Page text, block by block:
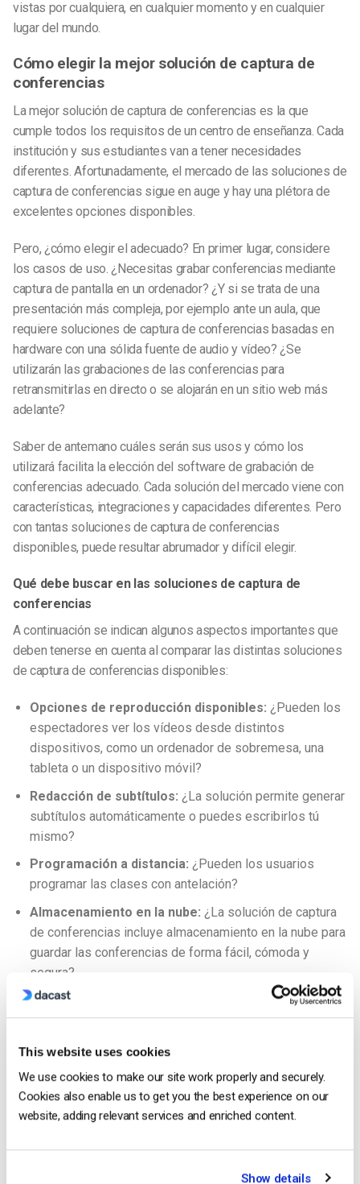
This website uses cookies
We use cookies to make our site work properly and securely.
Cookies also enable us to get you the best experience on our
website, adding relevant services and enriched content.
Show details
vistas por cualquiera, en cualquier momento y en cualquier
lugar del mundo.
Cómo elegir la mejor solución de captura de
conferencias
La mejor solución de captura de conferencias es la que
cumple todos los requisitos de un centro de enseñanza. Cada
institución y sus estudiantes van a tener necesidades
diferentes. Afortunadamente, el mercado de las soluciones de
captura de conferencias sigue en auge y hay una plétora de
excelentes opciones disponibles.
Pero, ¿cómo elegir el adecuado? En primer lugar, considere
los casos de uso. ¿Necesitas grabar conferencias mediante
captura de pantalla en un ordenador? ¿Y si se trata de una
presentación más compleja, por ejemplo ante un aula, que
requiere soluciones de captura de conferencias basadas en
hardware con una sólida fuente de audio y vídeo? ¿Se
utilizarán las grabaciones de las conferencias para
retransmitirlas en directo o se alojarán en un sitio web más
adelante?
Saber de antemano cuáles serán sus usos y cómo los
utilizará facilita la elección del software de grabación de
conferencias adecuado. Cada solución del mercado viene con
características, integraciones y capacidades diferentes. Pero
con tantas soluciones de captura de conferencias
disponibles, puede resultar abrumador y difícil elegir.
Qué debe buscar en las soluciones de captura de
conferencias
A continuación se indican algunos aspectos importantes que
deben tenerse en cuenta al comparar las distintas soluciones
de captura de conferencias disponibles:
Opciones de reproducción disponibles: ¿Pueden los
espectadores ver los vídeos desde distintos
dispositivos, como un ordenador de sobremesa, una
tableta o un dispositivo móvil?
Redacción de subtítulos: ¿La solución permite generar
subtítulos automáticamente o puedes escribirlos tú
mismo?
Programación a distancia: ¿Pueden los usuarios
programar las clases con antelación?
Almacenamiento en la nube: ¿La solución de captura
de conferencias incluye almacenamiento en la nube para
guardar las conferencias de forma fácil, cómoda y
segura?
Datos en tiempo real:
¿Puede ver rápida y fácilmente
datos importantes como el número de espectadores
Escalabilidad e integración:
¿Permite una fácil
adaptación a las actualizaciones y puede integrar
perfectamente su software de captura de contenidos y